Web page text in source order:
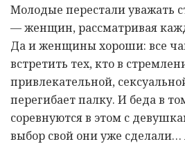
Молодые перестали уважать
— женщин, рассматривая
Да и женщины хороши: все
встретить тех, кто в
привлекательной,
перегибает палку. И беда в
соревнуются в этом с
выбор свой они уже